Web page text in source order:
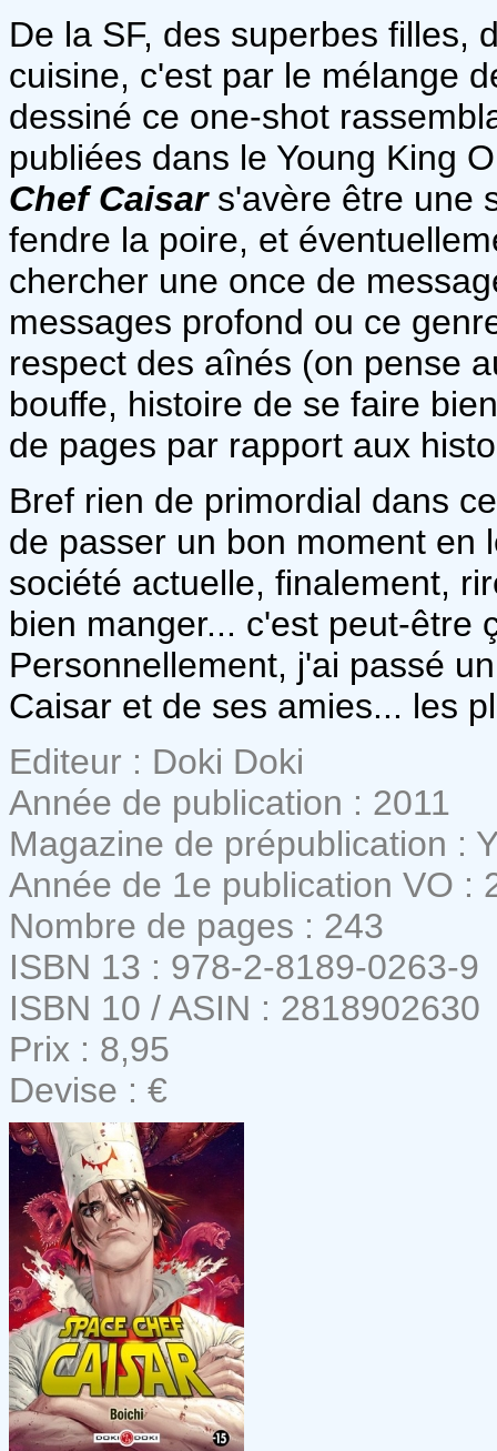
De la SF, des superbes filles,
cuisine, c'est par le mélange
dessiné ce one-shot
publiées dans le Young King
Chef Caisars'avère être une
fendre la poire, et
chercher une once de
messages profond ou ce
respect des aînés (on pense
bouffe, histoire de se faire
de pages par rapport aux
Bref rien de primordial dans
de passer un bon moment en
société actuelle, finalement,
bien manger... c'est peut-être
Personnellement, j'ai passé
Caisar et de ses amies... les
Editeur : Doki Doki
Année de publication : 2011
Magazine de prépublication :
Année de 1e publication VO :
Nombre de pages : 243
ISBN 13 : 978-2-8189-0263-9
ISBN 10 / ASIN : 2818902630
Prix : 8,95
Devise : €